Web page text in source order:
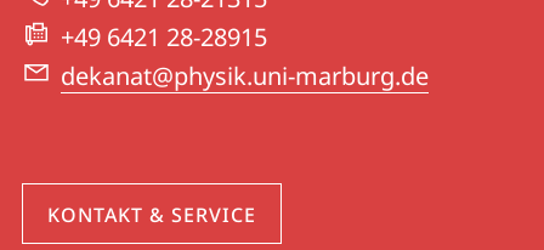
Website
+49 6421 28-28915
dekanat@physik.uni-marburg.de
KONTAKT & SERVICE